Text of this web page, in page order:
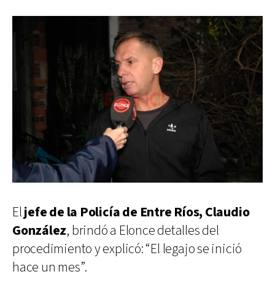
Eljefe de la Policía de Entre Ríos, Claudio
González, brindó a Elonce detalles del
procedimiento y explicó: “El legajo se inició
hace un mes”.